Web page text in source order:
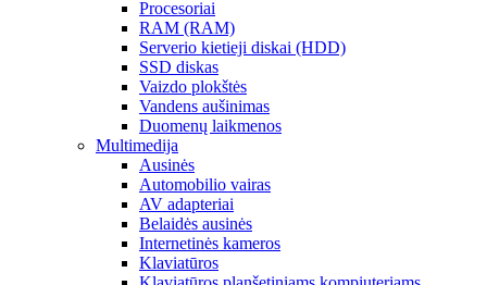
Procesoriai
RAM (RAM)
Serverio kietieji diskai (HDD)
SSD diskas
Vaizdo plokštės
Vandens aušinimas
Duomenų laikmenos
Multimedija
Ausinės
Automobilio vairas
AV adapteriai
Belaidės ausinės
Internetinės kameros
Klaviatūros